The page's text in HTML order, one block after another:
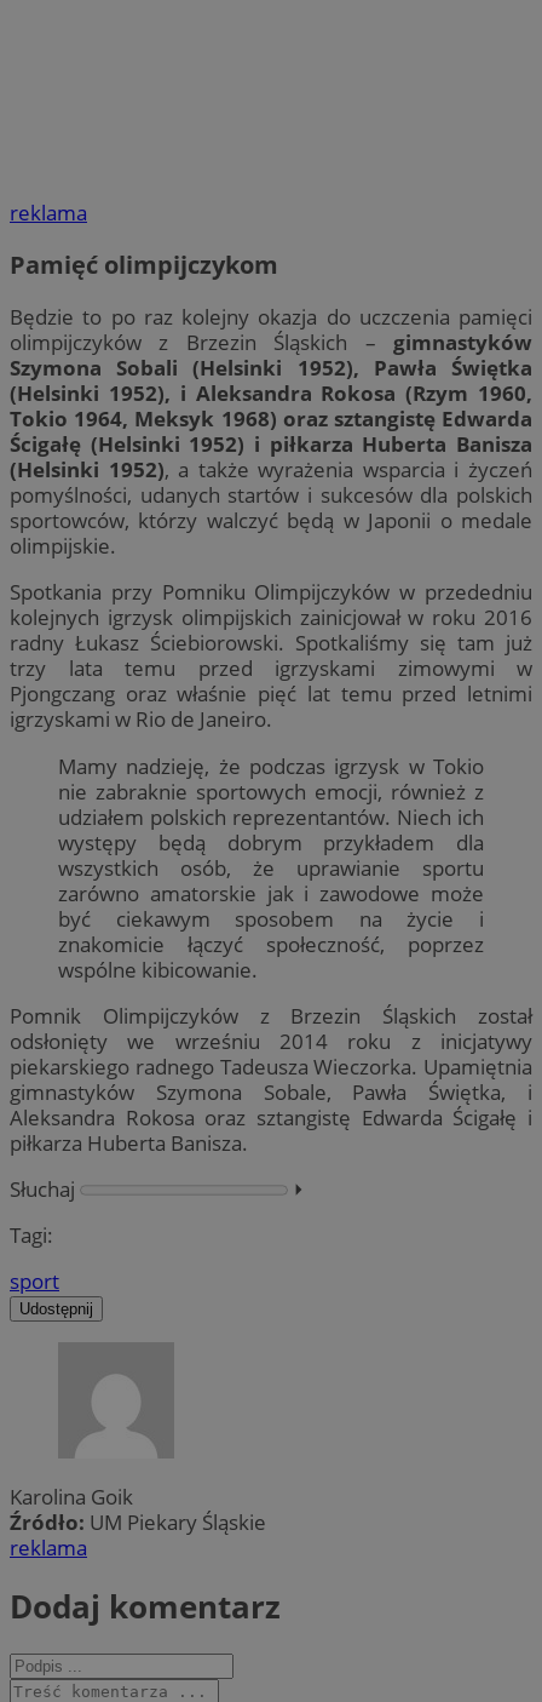
reklama
Pamięć olimpijczykom
Będzie to po raz kolejny okazja do uczczenia pamięci
olimpijczyków z Brzezin Śląskich – gimnastyków
Szymona Sobali (Helsinki 1952), Pawła Świętka
(Helsinki 1952), i Aleksandra Rokosa (Rzym 1960,
Tokio 1964, Meksyk 1968) oraz sztangistę Edwarda
Ścigałę (Helsinki 1952) i piłkarza Huberta Banisza
(Helsinki 1952), a także wyrażenia wsparcia i życzeń
pomyślności, udanych startów i sukcesów dla polskich
sportowców, którzy walczyć będą w Japonii o medale
olimpijskie.
Spotkania przy Pomniku Olimpijczyków w przededniu
kolejnych igrzysk olimpijskich zainicjował w roku 2016
radny Łukasz Ściebiorowski. Spotkaliśmy się tam już
trzy lata temu przed igrzyskami zimowymi w
Pjongczang oraz właśnie pięć lat temu przed letnimi
igrzyskami w Rio de Janeiro.
Mamy nadzieję, że podczas igrzysk w Tokio
nie zabraknie sportowych emocji, również z
udziałem polskich reprezentantów. Niech ich
występy będą dobrym przykładem dla
wszystkich osób, że uprawianie sportu
zarówno amatorskie jak i zawodowe może
być ciekawym sposobem na życie i
znakomicie łączyć społeczność, poprzez
wspólne kibicowanie.
Pomnik Olimpijczyków z Brzezin Śląskich został
odsłonięty we wrześniu 2014 roku z inicjatywy
piekarskiego radnego Tadeusza Wieczorka. Upamiętnia
gimnastyków Szymona Sobale, Pawła Świętka, i
Aleksandra Rokosa oraz sztangistę Edwarda Ścigałę i
piłkarza Huberta Banisza.
Słuchaj
⏵︎
Tagi:
sport
Udostępnij
Karolina Goik
Źródło: UM Piekary Śląskie
reklama
Dodaj komentarz